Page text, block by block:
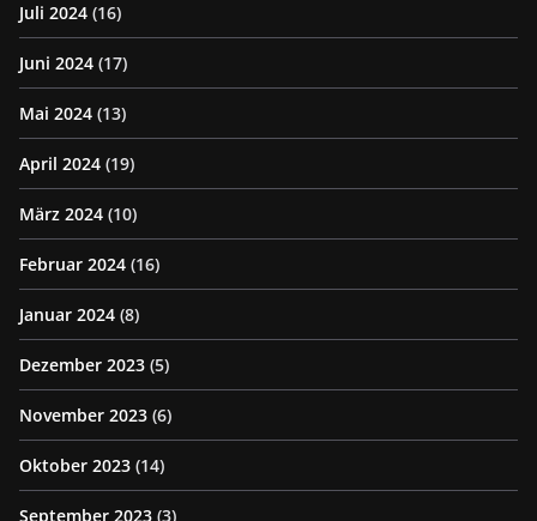
Juli 2024 (16)
Juni 2024 (17)
Mai 2024 (13)
April 2024 (19)
März 2024 (10)
Februar 2024 (16)
Januar 2024 (8)
Dezember 2023 (5)
November 2023 (6)
Oktober 2023 (14)
September 2023 (3)